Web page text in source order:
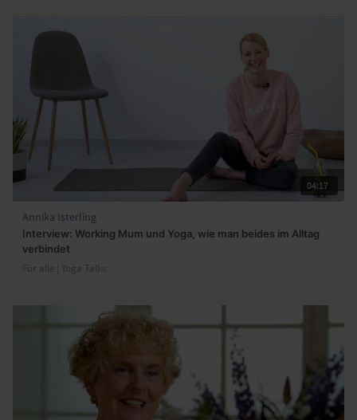
04:17
Annika Isterling
Interview: Working Mum und Yoga, wie man beides im Alltag
verbindet
Für alle | Yoga Talks